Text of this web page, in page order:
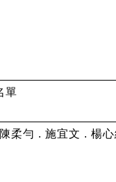
單
柔勻 . 施宜文 . 楊